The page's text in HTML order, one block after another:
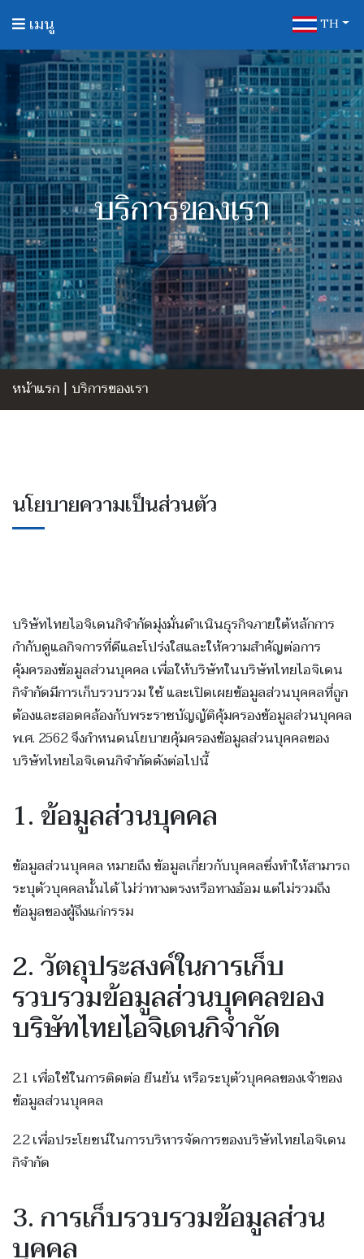
TH
เมนู
บริการของเรา
หน้าแรก | บริการของเรา
นโยบายความเป็นส่วนตัว
บริษัทไทยไอจิเดนกิจำกัดมุ่งมั่นดำเนินธุรกิจภายใต้หลักการ
กำกับดูแลกิจการที่ดีและโปร่งใสและให้ความสำคัญต่อการ
คุ้มครองข้อมูลส่วนบุคคล เพื่อให้บริษัทในบริษัทไทยไอจิเดน
กิจำกัดมีการเก็บรวบรวม ใช้ และเปิดเผยข้อมูลส่วนบุคคลที่ถูก
ต้องและสอดคล้องกับพระราชบัญญัติคุ้มครองข้อมูลส่วนบุคคล
พ.ศ. 2562 จึงกำหนดนโยบายคุ้มครองข้อมูลส่วนบุคคลของ
บริษัทไทยไอจิเดนกิจำกัดดังต่อไปนี้
1. ข้อมูลส่วนบุคคล
ข้อมูลส่วนบุคคล หมายถึง ข้อมูลเกี่ยวกับบุคคลซึ่งทำให้สามารถ
ระบุตัวบุคคลนั้นได้ ไม่ว่าทางตรงหรือทางอ้อม แต่ไม่รวมถึง
ข้อมูลของผู้ถึงแก่กรรม
2. วัตถุประสงค์ในการเก็บ
รวบรวมข้อมูลส่วนบุคคลของ
บริษัทไทยไอจิเดนกิจำกัด
2.1 เพื่อใช้ในการติดต่อ ยืนยัน หรือระบุตัวบุคคลของเจ้าของ
ข้อมูลส่วนบุคคล
2.2 เพื่อประโยชน์ในการบริหารจัดการของบริษัทไทยไอจิเดน
กิจำกัด
3. การเก็บรวบรวมข้อมูลส่วน
บุคคล